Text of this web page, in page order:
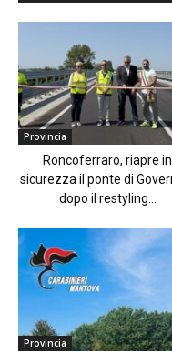
Provincia
Roncoferraro, riapre in
sicurezza il ponte di
dopo il restyling...
Provincia